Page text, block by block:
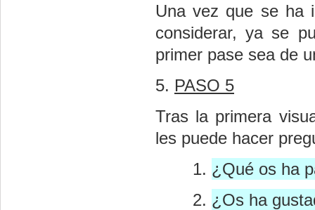
Una vez que se ha
considerar, ya se
primer pase sea de
5. PASO 5
Tras la primera
les puede hacer
¿Qué os ha
¿Os ha